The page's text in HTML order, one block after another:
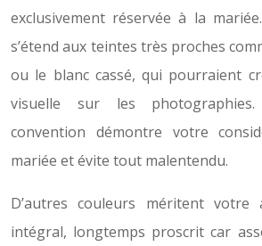
exclusivement réservée à la
s’étend aux teintes très proches
ou le blanc cassé, qui pourraient
visuelle sur les photographies.
convention démontre votre
mariée et évite tout malentendu.
D’autres couleurs méritent
intégral, longtemps proscrit car